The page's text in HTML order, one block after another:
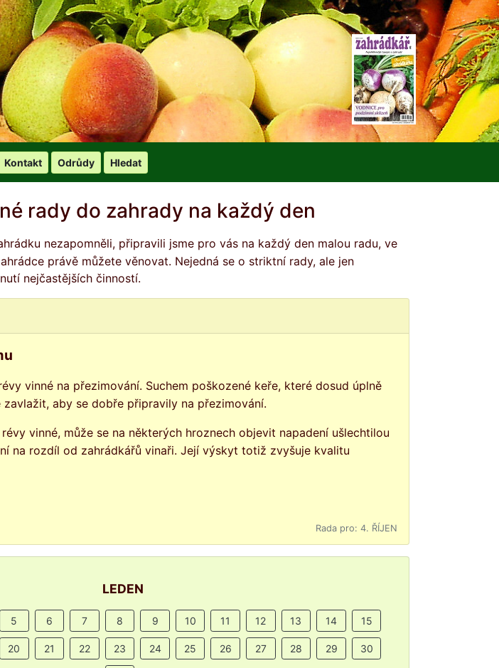
Kontakt Odrůdy Hledat
rady do zahrady na každý den
právě můžete věnovat. Nejedná se o striktní rady, ale jen
nejčastějších činností.
zavlažit, aby se dobře připravily na přezimování.
na rozdíl od zahrádkářů vinaři. Její výskyt totiž zvyšuje kvalitu
Rada pro: 4. ŘÍJEN
LEDEN
5 6 7 8 9 10 11 12 13 14 15
20 21 22 23 24 25 26 27 28 29 30